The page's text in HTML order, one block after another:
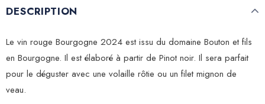
DESCRIPTION
Le vin rouge Bourgogne 2024 est issu du domaine Bouton et fils
en Bourgogne. Il est élaboré à partir de Pinot noir. Il sera parfait
pour le déguster avec une volaille rôtie ou un filet mignon de
veau.